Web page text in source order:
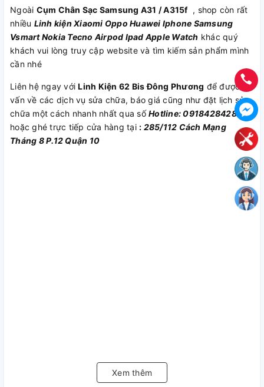
Ngoài Cụm Chân Sạc Samsung A31 / A315f, shop còn rất
nhiều Linh kiện Xiaomi Oppo Huawei Iphone Samsung
Vsmart Nokia Tecno Airpod Ipad Apple Watch khác quý
khách vui lòng truy cập website và tìm kiếm sản phẩm mình
cần nhé
Liên hệ ngay vớiLinh Kiện 62 Bis Đông Phương để được tư
vấn về các dịch vụ sửa chữa, báo giá cũng như đặt lịch sửa
chữa một cách nhanh nhất qua sốHotline: 0918428428
hoặc ghé trực tiếp cửa hàng tại : 285/112 Cách Mạng
Tháng 8 P.12 Quận 10
Xem thêm